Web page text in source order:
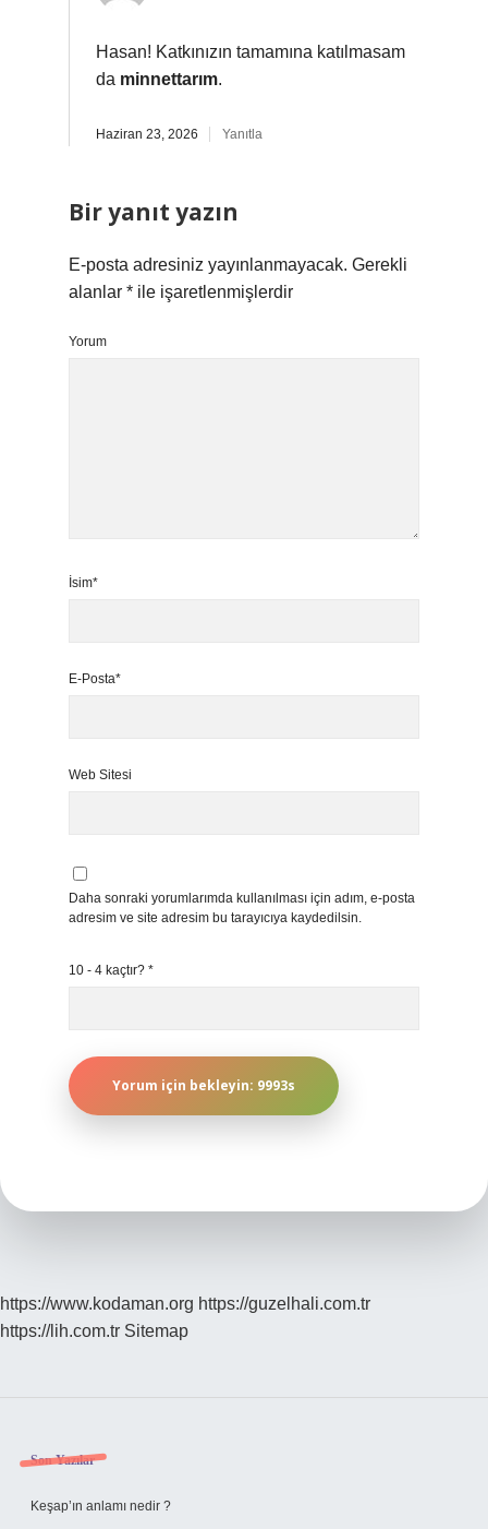
Hasan! Katkınızın tamamına katılmasam
da minnettarım.
Haziran 23, 2026 Yanıtla
Bir yanıt yazın
E-posta adresiniz yayınlanmayacak. Gerekli
alanlar * ile işaretlenmişlerdir
Yorum
İsim*
E-Posta*
Web Sitesi
Daha sonraki yorumlarımda kullanılması için adım, e-posta
adresim ve site adresim bu tarayıcıya kaydedilsin.
10 - 4 kaçtır? *
https://www.kodaman.org https://guzelhali.com.tr
https://lih.com.tr Sitemap
Sidebar
Son Yazılar
Keşap’ın anlamı nedir ?